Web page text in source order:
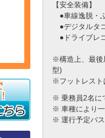
【安全装備】
●車線逸脱・
●デジタルタ
●ドライブレ
※構造上、最後
型)
※フットレスト
※ 乗務員2名に
※ 車種により一
※ 運行予定バ